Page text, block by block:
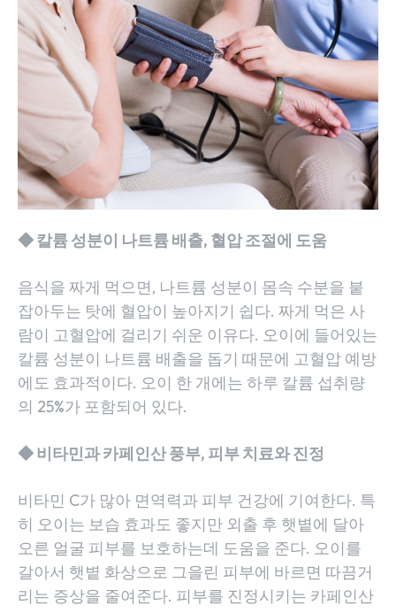
◆ 칼륨 성분이 나트륨 배출, 혈압 조절에 도움
음식을 짜게 먹으면, 나트륨 성분이 몸속 수분을 붙
잡아두는 탓에 혈압이 높아지기 쉽다. 짜게 먹은 사
람이 고혈압에 걸리기 쉬운 이유다. 오이에 들어있는
칼륨 성분이 나트륨 배출을 돕기 때문에 고혈압 예방
에도 효과적이다. 오이 한 개에는 하루 칼륨 섭취량
의 25%가 포함되어 있다.
◆ 비타민과 카페인산 풍부, 피부 치료와 진정
비타민 C가 많아 면역력과 피부 건강에 기여한다. 특
히 오이는 보습 효과도 좋지만 외출 후 햇볕에 달아
오른 얼굴 피부를 보호하는데 도움을 준다. 오이를
갈아서 햇볕 화상으로 그을린 피부에 바르면 따끔거
리는 증상을 줄여준다. 피부를 진정시키는 카페인산